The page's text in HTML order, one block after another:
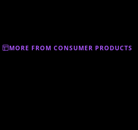
MORE FROM CONSUMER PRODUCTS